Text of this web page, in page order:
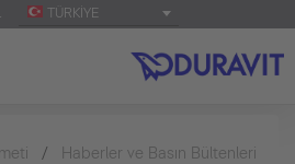
TÜRKIYE
Haberler ve Basın Bültenleri